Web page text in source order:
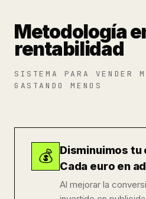
Metodología
rentabilidad
SISTEMA PARA VENDER
GASTANDO MENOS
💰
Disminuimos
Cada euro en
Al mejorar la